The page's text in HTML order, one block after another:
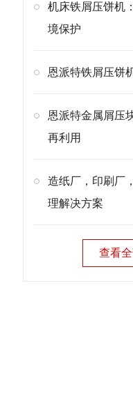
机床铁屑压饼机
境保护
恩派特铁屑压饼
恩派特金属屑压
再利用
造纸厂，印刷厂
理解决方案
查看